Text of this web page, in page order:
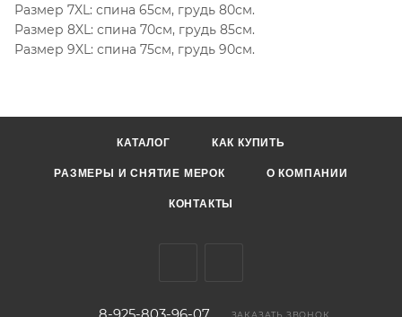
Размер 7XL: спина 65см, грудь 80см.
Размер 8XL: спина 70см, грудь 85см.
Размер 9XL: спина 75см, грудь 90см.
КАТАЛОГ КАК КУПИТЬ
РАЗМЕРЫ И СНЯТИЕ МЕРОК О КОМПАНИИ
КОНТАКТЫ
ЗАКАЗАТЬ ЗВОНОК